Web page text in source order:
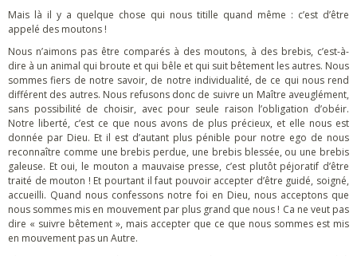
Mais là il y a quelque chose qui nous titille quand même : c’est d’être
appelé des moutons !
Nous n’aimons pas être comparés à des moutons, à des brebis, c’est-à-
dire à un animal qui broute et qui bêle et qui suit bêtement les autres. Nous
sommes fiers de notre savoir, de notre individualité, de ce qui nous rend
différent des autres. Nous refusons donc de suivre un Maître aveuglément,
sans possibilité de choisir, avec pour seule raison l’obligation d’obéir.
Notre liberté, c’est ce que nous avons de plus précieux, et elle nous est
donnée par Dieu. Et il est d’autant plus pénible pour notre ego de nous
reconnaître comme une brebis perdue, une brebis blessée, ou une brebis
galeuse. Et oui, le mouton a mauvaise presse, c’est plutôt péjoratif d’être
traité de mouton ! Et pourtant il faut pouvoir accepter d’être guidé, soigné,
accueilli. Quand nous confessons notre foi en Dieu, nous acceptons que
nous sommes mis en mouvement par plus grand que nous ! Ca ne veut pas
dire « suivre bêtement », mais accepter que ce que nous sommes est mis
en mouvement pas un Autre.